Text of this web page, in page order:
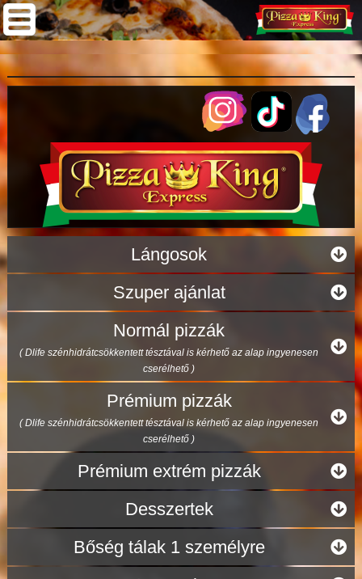
Lángosok
Szuper ajánlat
Normál pizzák
( Dlife szénhidrátcsökkentett tésztával is kérhető az alap ingyenesen
cserélhető )
Prémium pizzák
( Dlife szénhidrátcsökkentett tésztával is kérhető az alap ingyenesen
cserélhető )
Prémium extrém pizzák
Desszertek
Bőség tálak 1 személyre